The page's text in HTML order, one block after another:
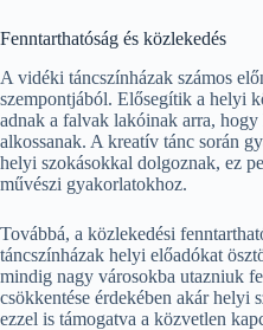
Fenntarthatóság és közlekedés
A vidéki táncszínházak számos
szempontjából. Elősegítik a helyi
adnak a falvak lakóinak arra,
alkossanak. A kreatív tánc során
helyi szokásokkal dolgoznak, ez
művészi gyakorlatokhoz.
Továbbá, a közlekedési
táncszínházak helyi előadókat
mindig nagy városokba utazniuk
csökkentése érdekében akár helyi
ezzel is támogatva a közvetlen